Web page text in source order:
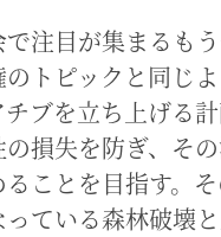
注目が集まるも
トピックと同じ
チブを立ち上げる
損失を防ぎ、そ
ことを目指す。
ている森林破壊